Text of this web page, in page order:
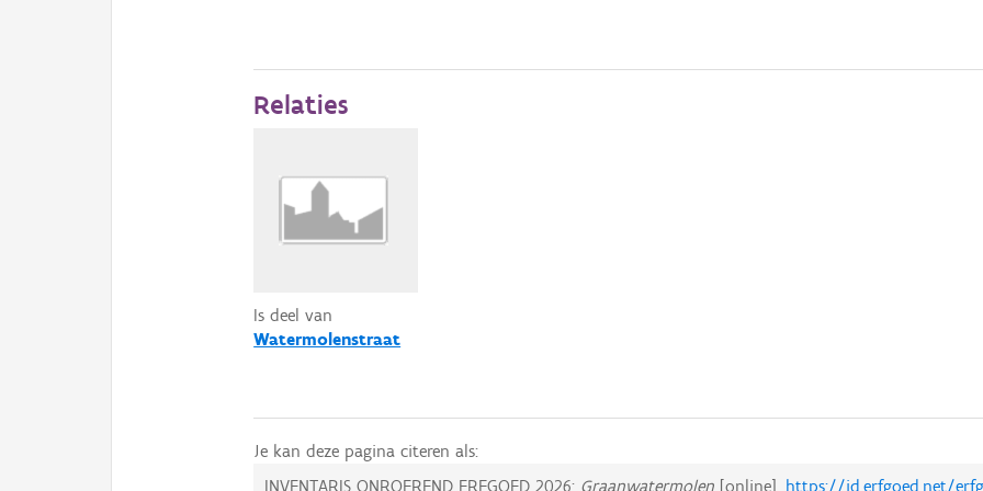
Relaties
Is deel van
Watermolenstraat
Je kan deze pagina citeren als:
INVENTARIS ONROEREND ERFGOED 2026: Graanwatermolen [online], https://id.erfgoed.net/